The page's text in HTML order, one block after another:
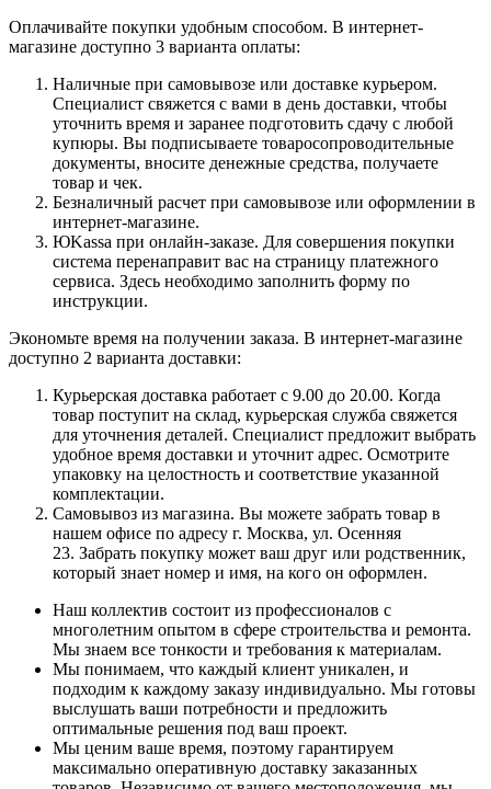
Оплачивайте покупки удобным способом. В интернет-
магазине доступно 3 варианта оплаты:
Наличные при самовывозе или доставке курьером.
Специалист свяжется с вами в день доставки, чтобы
уточнить время и заранее подготовить сдачу с любой
купюры. Вы подписываете товаросопроводительные
документы, вносите денежные средства, получаете
товар и чек.
Безналичный расчет при самовывозе или оформлении в
интернет-магазине.
ЮKassa при онлайн-заказе. Для совершения покупки
система перенаправит вас на страницу платежного
сервиса. Здесь необходимо заполнить форму по
инструкции.
Экономьте время на получении заказа. В интернет-магазине
доступно 2 варианта доставки:
Курьерская доставка работает с 9.00 до 20.00. Когда
товар поступит на склад, курьерская служба свяжется
для уточнения деталей. Специалист предложит выбрать
удобное время доставки и уточнит адрес. Осмотрите
упаковку на целостность и соответствие указанной
комплектации.
Самовывоз из магазина. Вы можете забрать товар в
нашем офисе по адресу г. Москва, ул. Осенняя
23. Забрать покупку может ваш друг или родственник,
который знает номер и имя, на кого он оформлен.
Наш коллектив состоит из профессионалов с
многолетним опытом в сфере строительства и ремонта.
Мы знаем все тонкости и требования к материалам.
Мы понимаем, что каждый клиент уникален, и
подходим к каждому заказу индивидуально. Мы готовы
выслушать ваши потребности и предложить
оптимальные решения под ваш проект.
Мы ценим ваше время, поэтому гарантируем
максимально оперативную доставку заказанных